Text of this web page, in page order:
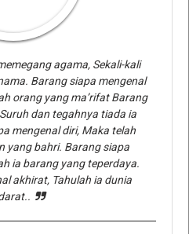
agama, Sekali-kali
Barang siapa mengenal
orang yang ma’rifat Barang
dan tegahnya tiada ia
mengenal diri, Maka telah
yang bahri. Barang siapa
ia barang yang teperdaya.
akhirat, Tahulah ia dunia